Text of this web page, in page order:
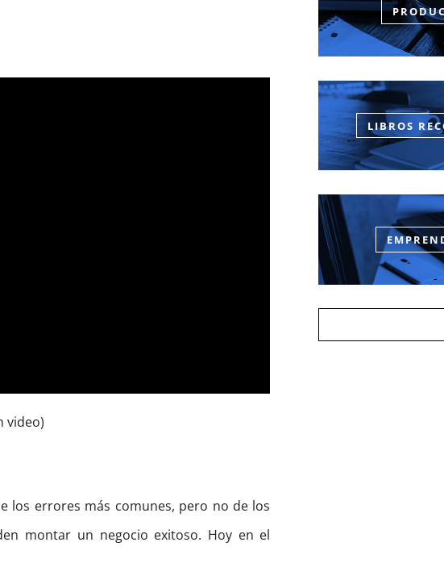
video)
los errores más comunes, pero no de los
montar un negocio exitoso. Hoy en el
LIBROS